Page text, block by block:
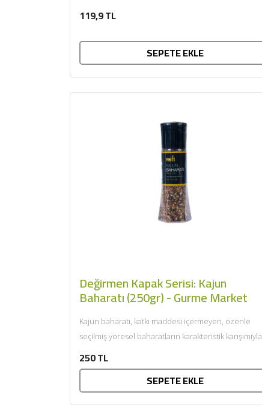
119,9 TL
SEPETE EKLE
Değirmen Kapak Serisi: Kajun
Baharatı (250gr) - Gurme Market
Kajun baharatı, katkı maddesi içermeyen, özenle
seçilmiş yöresel baharatların karakteristik karışımıyla
aroma...
250 TL
SEPETE EKLE